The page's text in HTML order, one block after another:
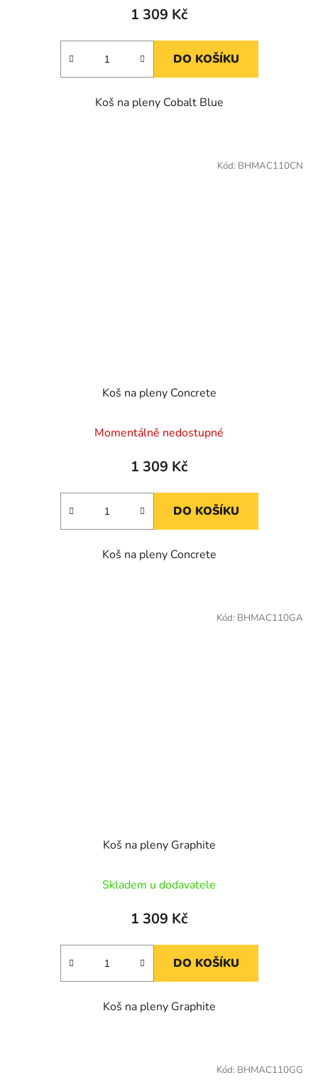
1 309 Kč
DO KOŠÍKU
Koš na pleny Cobalt Blue
Koš na pleny Concrete
Momentálně nedostupné
1 309 Kč
DO KOŠÍKU
Koš na pleny Concrete
Kód: BHMAC110CN
Koš na pleny Graphite
Skladem u dodavatele
1 309 Kč
DO KOŠÍKU
Koš na pleny Graphite
Kód: BHMAC110GA
Kód: BHMAC110GG